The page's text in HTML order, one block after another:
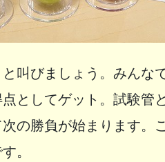
叫びましょう。みんな
としてゲット。試験管
の勝負が始まります。
。